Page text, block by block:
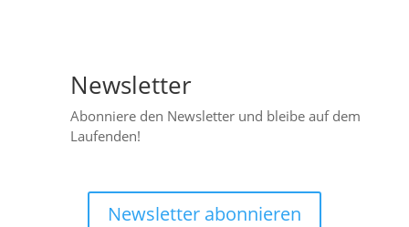
Newsletter
Abonniere den Newsletter und bleibe auf dem
Laufenden!
Newsletter abonnieren